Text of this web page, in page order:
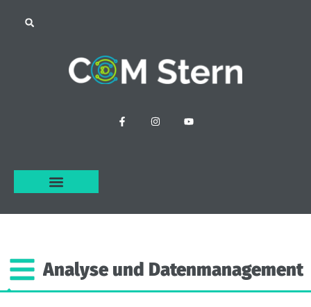
Analyse und Datenmanagement